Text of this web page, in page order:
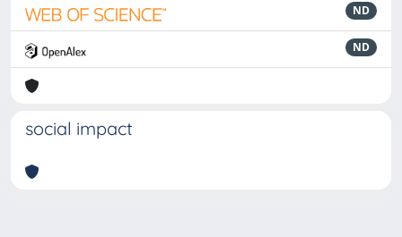
ND
ND
social impact